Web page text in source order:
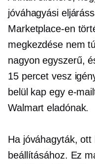
jóváhagyási
Marketplace-en
megkezdése nem
nagyon egyszerű,
15 percet vesz
belül kap egy e-
Walmart eladónak.
Ha jóváhagyták,
beállításához. Ez